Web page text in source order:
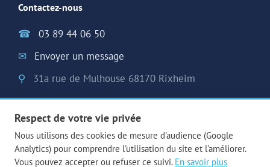
Contactez-nous
☎
03 89 44 06 50
✉
Envoyer un message
⚲
31a rue de Mulhouse 68170 Rixheim
Alsago 2026 - Tous droits réservés -Mentions légales-Gestion
Respect de votre vie privée
Nous utilisons des cookies de mesure d'audience (Google
Analytics) pour comprendre l'utilisation du site et l'améliorer.
Vous pouvez accepter ou refuser ce suivi. En savoir plus